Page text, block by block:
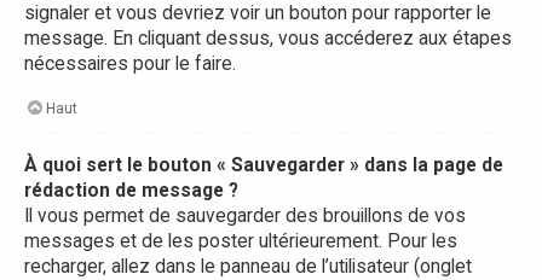
signaler et vous devriez voir un bouton pour rapporter le
message. En cliquant dessus, vous accéderez aux étapes
nécessaires pour le faire.
Haut
À quoi sert le bouton « Sauvegarder » dans la page de
rédaction de message ?
Il vous permet de sauvegarder des brouillons de vos
messages et de les poster ultérieurement. Pour les
recharger, allez dans le panneau de l’utilisateur (onglet